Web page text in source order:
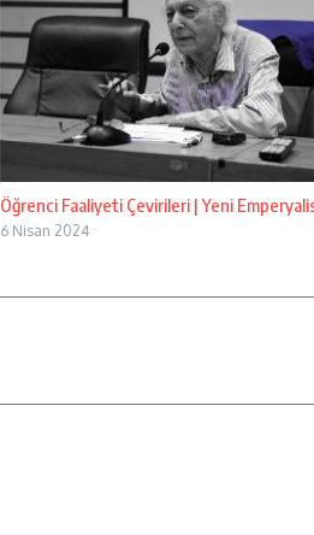
Öğrenci Faaliyeti Çevirileri | Yeni
6 Nisan 2024